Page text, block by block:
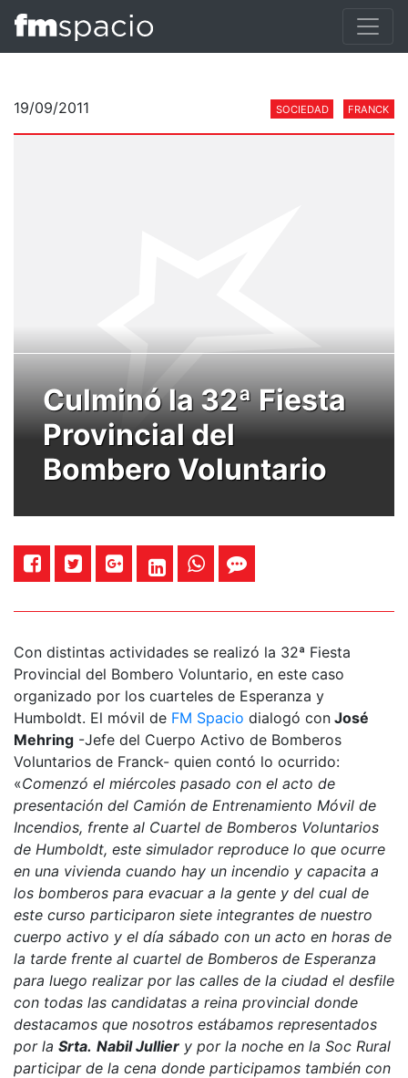
19/09/2011 SOCIEDAD FRANCK
Culminó la 32ª Fiesta
Provincial del
Bombero Voluntario
Con distintas actividades se realizó la 32ª Fiesta
Provincial del Bombero Voluntario, en este caso
organizado por los cuarteles de Esperanza y
Humboldt. El móvil de FM Spacio dialogó con José
Mehring -Jefe del Cuerpo Activo de Bomberos
Voluntarios de Franck- quien contó lo ocurrido:
«Comenzó el miércoles pasado con el acto de
presentación del Camión de Entrenamiento Móvil de
Incendios, frente al Cuartel de Bomberos Voluntarios
de Humboldt, este simulador reproduce lo que ocurre
en una vivienda cuando hay un incendio y capacita a
los bomberos para evacuar a la gente y del cual de
este curso participaron siete integrantes de nuestro
cuerpo activo y el día sábado con un acto en horas de
la tarde frente al cuartel de Bomberos de Esperanza
para luego realizar por las calles de la ciudad el desfile
con todas las candidatas a reina provincial donde
destacamos que nosotros estábamos representados
por la Srta. Nabil Jullier y por la noche en la Soc Rural
participar de la cena donde participamos también con